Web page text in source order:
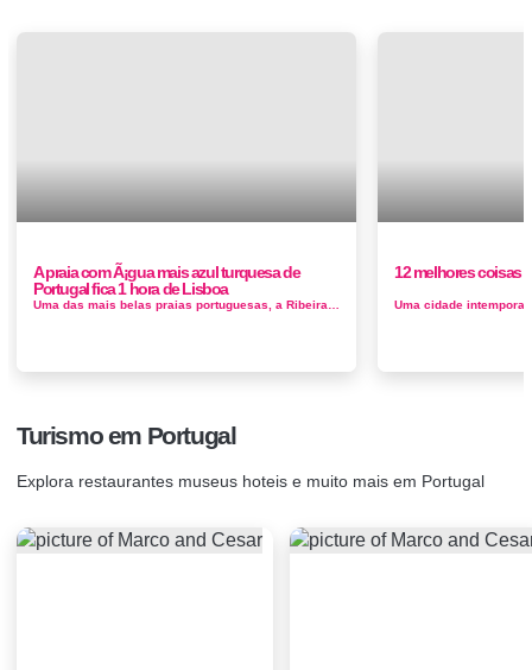
A praia com Ã¡gua mais azul turquesa de
Portugal fica 1 hora de Lisboa
Uma das mais belas praias portuguesas, a Ribeira do Cavalo fica a 40 km de Lisboa. Seu nome deriva de uma das rochas do local, que, segundo os morador...
12 melhores coisas
Turismo em Portugal
Explora restaurantes museus hoteis e muito mais em Portugal